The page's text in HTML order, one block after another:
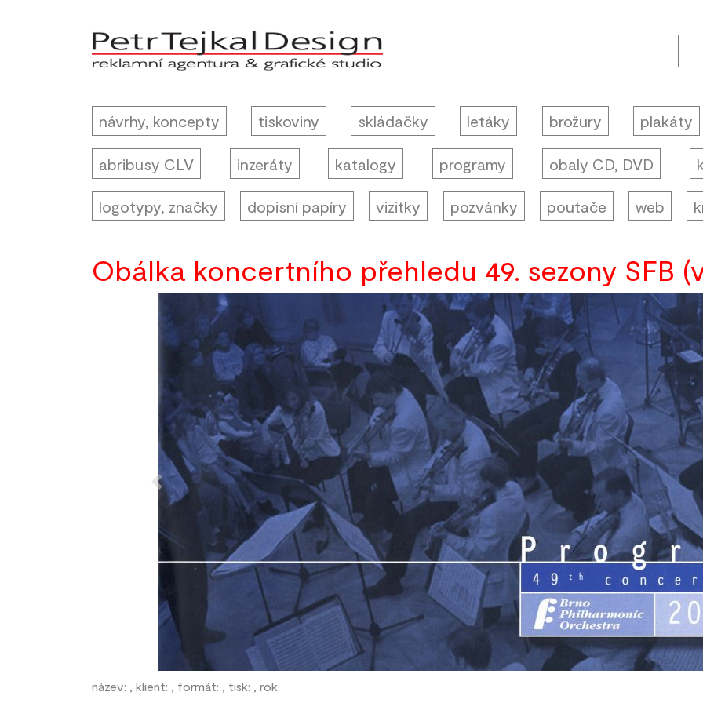
návrhy, koncepty tiskoviny skládačky letáky brožury plakáty
abribusy CLV inzeráty katalogy programy obaly CD, DVD
logotypy, značky dopisní papíry vizitky pozvánky poutače web
Obálka koncertního přehledu 49. sezony SFB
Previous
název: , klient: , formát: , tisk: , rok: